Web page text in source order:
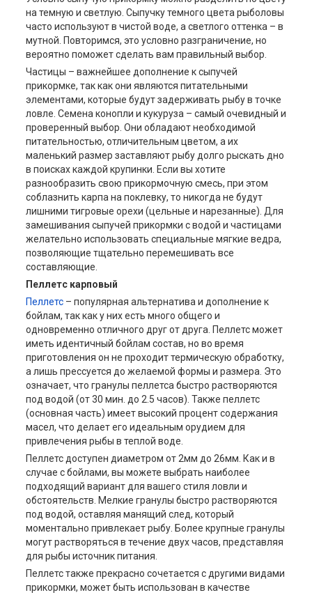
на темную и светлую. Сыпучку темного цвета рыболовы
часто используют в чистой воде, а светлого оттенка – в
мутной. Повторимся, это условно разграничение, но
вероятно поможет сделать вам правильный выбор.
Частицы – важнейшее дополнение к сыпучей
прикормке, так как они являются питательными
элементами, которые будут задерживать рыбу в точке
ловле. Семена конопли и кукуруза – самый очевидный и
проверенный выбор. Они обладают необходимой
питательностью, отличительным цветом, а их
маленький размер заставляют рыбу долго рыскать дно
в поисках каждой крупинки. Если вы хотите
разнообразить свою прикормочную смесь, при этом
соблазнить карпа на поклевку, то никогда не будут
лишними тигровые орехи (цельные и нарезанные). Для
замешивания сыпучей прикормки с водой и частицами
желательно использовать специальные мягкие ведра,
позволяющие тщательно перемешивать все
составляющие.
Пеллетс карповый
Пеллетс – популярная альтернатива и дополнение к
бойлам, так как у них есть много общего и
одновременно отличного друг от друга. Пеллетс может
иметь идентичный бойлам состав, но во время
приготовления он не проходит термическую обработку,
а лишь прессуется до желаемой формы и размера. Это
означает, что гранулы пеллетса быстро растворяются
под водой (от 30 мин. до 2.5 часов). Также пеллетс
(основная часть) имеет высокий процент содержания
масел, что делает его идеальным орудием для
привлечения рыбы в теплой воде.
Пеллетс доступен диаметром от 2мм до 26мм. Как и в
случае с бойлами, вы можете выбрать наиболее
подходящий вариант для вашего стиля ловли и
обстоятельств. Мелкие гранулы быстро растворяются
под водой, оставляя манящий след, который
моментально привлекает рыбу. Более крупные гранулы
могут растворяться в течение двух часов, представляя
для рыбы источник питания.
Пеллетс также прекрасно сочетается с другими видами
прикормки, может быть использован в качестве